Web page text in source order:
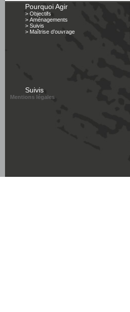
Pourquoi Agir
> Objectifs
> Aménagements
> Suivis
> Maîtrise d’ouvrage
Suivis
Mentions légales